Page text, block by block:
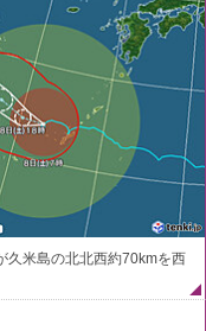
久米島の北北西約70kmを西